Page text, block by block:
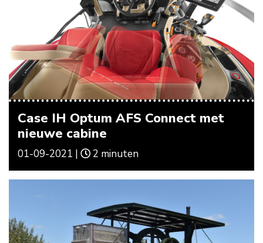
Case IH Optum AFS Connect met
nieuwe cabine
01-09-2021 | 2 minuten